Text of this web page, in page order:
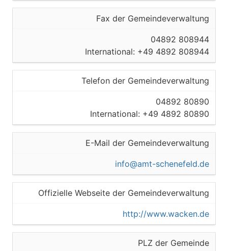
Fax der Gemeindeverwaltung
04892 808944
International: +49 4892 808944
Telefon der Gemeindeverwaltung
04892 80890
International: +49 4892 80890
E-Mail der Gemeindeverwaltung
info@amt-schenefeld.de
Offizielle Webseite der Gemeindeverwaltung
http://www.wacken.de
PLZ der Gemeinde